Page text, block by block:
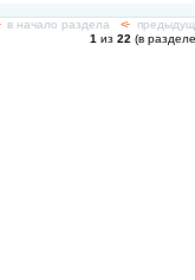
в начало раздела <-
1 из 22 (в